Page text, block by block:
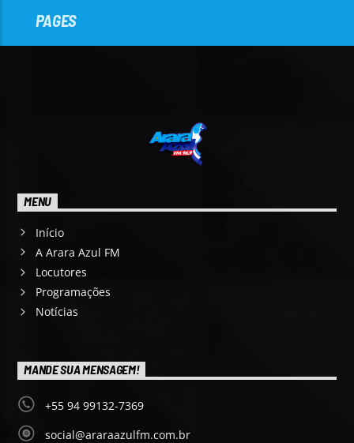
PAGES
MENU
Início
A Arara Azul FM
Locutores
Programações
Notícias
MANDE SUA MENSAGEM!
+55 94 99132-7369
social@araraazulfm.com.br